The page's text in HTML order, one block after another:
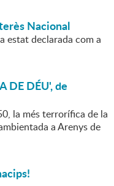
Nacional
estat declarada com a
DE DÉU', de
la més terrorífica de la
a Arenys de